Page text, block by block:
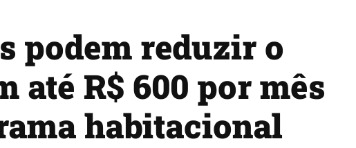
podem reduzir o
até R$ 600 por mês
habitacional